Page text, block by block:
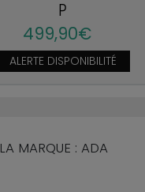
P
499,90€
ALERTE DISPONIBILITÉ
LA MARQUE : ADA